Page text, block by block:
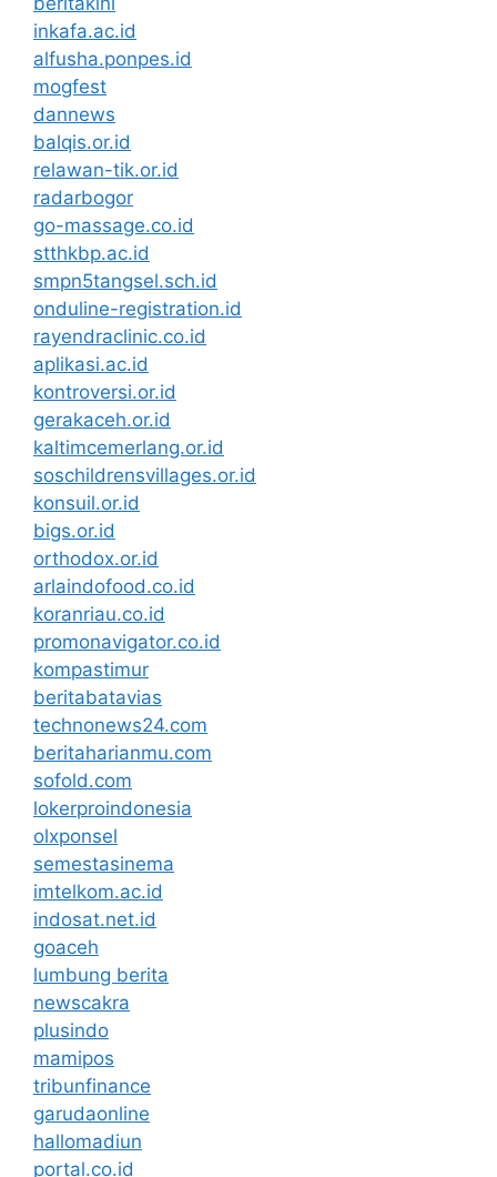
inkafa.ac.id
alfusha.ponpes.id
mogfest
dannews
balqis.or.id
relawan-tik.or.id
radarbogor
go-massage.co.id
stthkbp.ac.id
smpn5tangsel.sch.id
onduline-registration.id
rayendraclinic.co.id
aplikasi.ac.id
kontroversi.or.id
gerakaceh.or.id
kaltimcemerlang.or.id
soschildrensvillages.or.id
konsuil.or.id
bigs.or.id
orthodox.or.id
arlaindofood.co.id
koranriau.co.id
promonavigator.co.id
kompastimur
beritabatavias
technonews24.com
beritaharianmu.com
sofold.com
lokerproindonesia
olxponsel
semestasinema
imtelkom.ac.id
indosat.net.id
goaceh
lumbung berita
newscakra
plusindo
mamipos
tribunfinance
garudaonline
hallomadiun
portal.co.id